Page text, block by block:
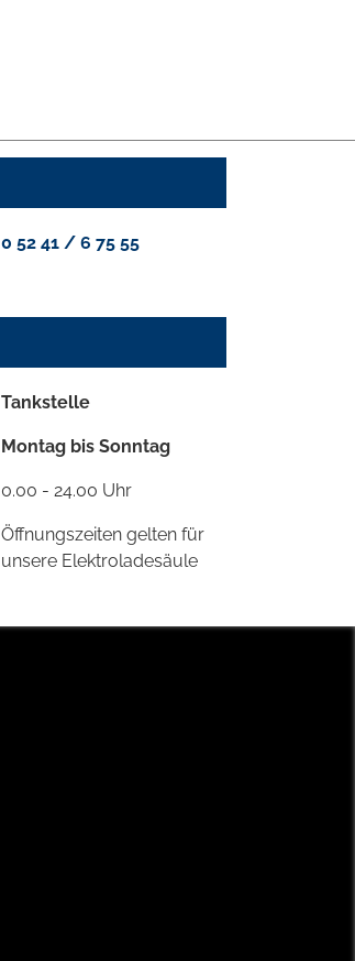
0 52 41 / 6 75 55
Tankstelle
Montag bis Sonntag
0.00 - 24.00 Uhr
Öffnungszeiten gelten für
unsere Elektroladesäule